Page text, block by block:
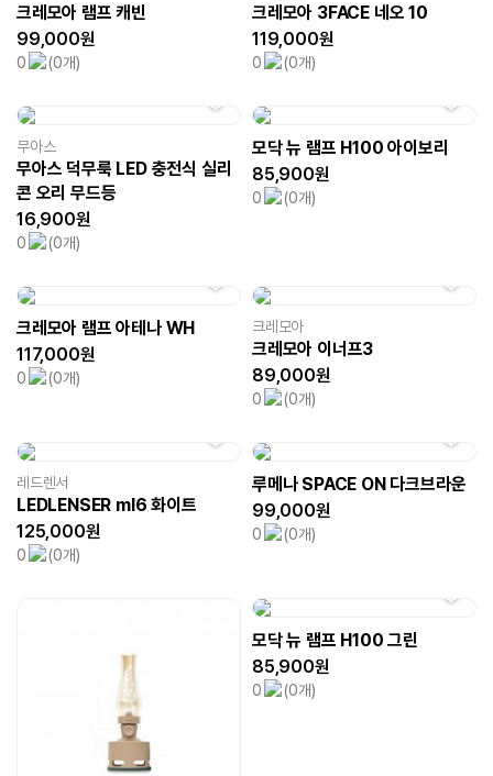
크레모아 램프 캐빈
99,000원
0 (0개)
크레모아 3FACE 네오 10
119,000원
0 (0개)
무아스
무아스 덕무룩 LED 충전식 실리
콘 오리 무드등
16,900원
0 (0개)
모닥 뉴 램프 H100 아이보리
85,900원
0 (0개)
크레모아 램프 아테나 WH
117,000원
0 (0개)
크레모아
크레모아 이너프3
89,000원
0 (0개)
레드렌서
LEDLENSER ml6 화이트
125,000원
0 (0개)
루메나 SPACE ON 다크브라운
99,000원
0 (0개)
모닥 뉴 램프 H100 그린
85,900원
0 (0개)